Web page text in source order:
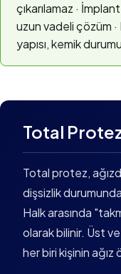
çıkarılamaz ·
uzun vadeli çözüm
yapısı, kemik
Total
Total protez,
dişsizlik
Halk arasında
olarak bilinir. Üst ve
her biri kişinin